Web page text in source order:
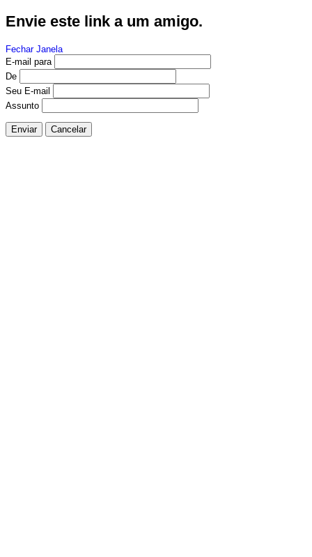
Envie este link a um amigo.
Fechar Janela
E-mail para
De
Seu E-mail
Assunto
Enviar Cancelar